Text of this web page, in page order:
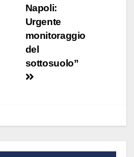
Napoli:
Urgente
monitoraggio
del
sottosuolo”